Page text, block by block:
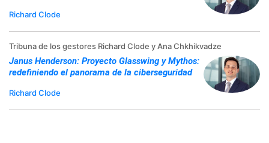
Richard Clode
Tribuna de los gestores Richard Clode y Ana Chkhikvadze
Janus Henderson: Proyecto Glasswing y Mythos:
redefiniendo el panorama de la ciberseguridad
Richard Clode